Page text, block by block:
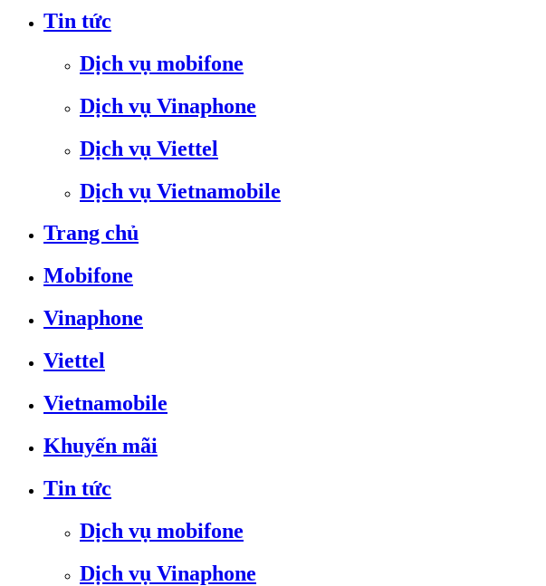
Tin tức
Dịch vụ mobifone
Dịch vụ Vinaphone
Dịch vụ Viettel
Dịch vụ Vietnamobile
Trang chủ
Mobifone
Vinaphone
Viettel
Vietnamobile
Khuyến mãi
Tin tức
Dịch vụ mobifone
Dịch vụ Vinaphone